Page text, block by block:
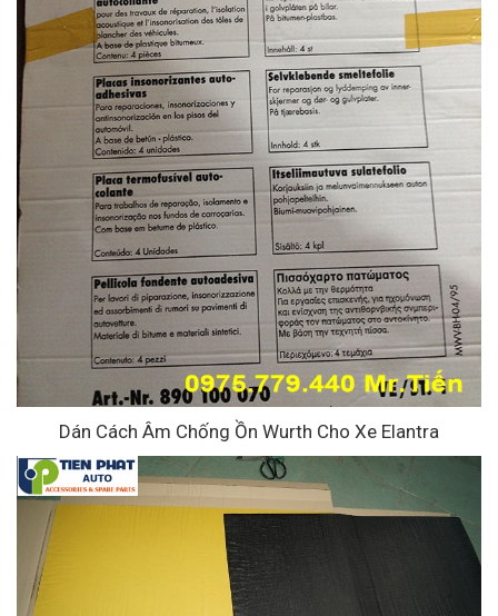
Dán Cách Âm Chống Ồn Wurth Cho Xe Elantra